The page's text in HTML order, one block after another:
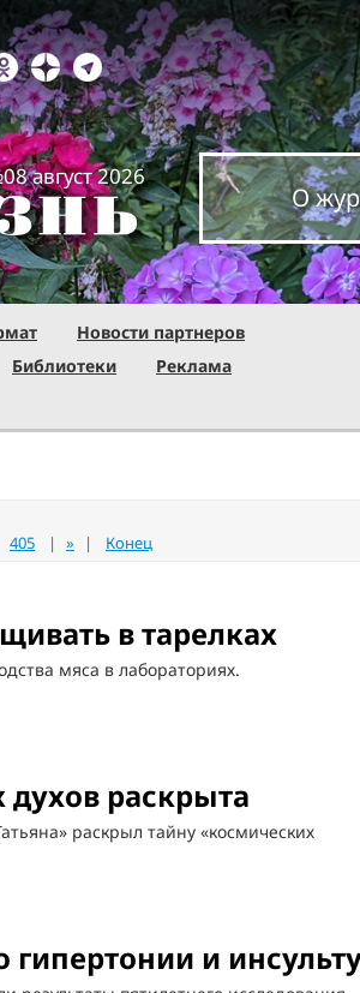
август 2026
О
Новости партнеров
Библиотеки
Реклама
405 | » | Конец
в тарелках
мяса в лабораториях.
духов раскрыта
раскрыл тайну «космических
и